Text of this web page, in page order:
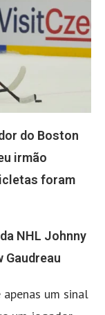
do Boston
irmão
foram
NHL Johnny
Gaudreau
um sinal